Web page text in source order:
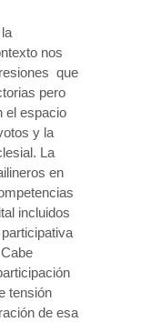
nos
que
pero
el espacio
y la
La
en
incluidos
tensión
de esa